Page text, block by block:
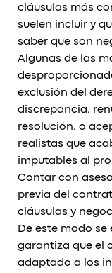
cláusulas más
suelen incluir y
saber que son
Algunas de las
exclusión del
discrepancia,
resolución, o
realistas que
imputables al
Contar con
previa del
cláusulas y
De este modo se
garantiza que el
adaptado a los